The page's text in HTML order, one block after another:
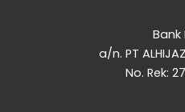
Bank
a/n. PT
No. Rek: